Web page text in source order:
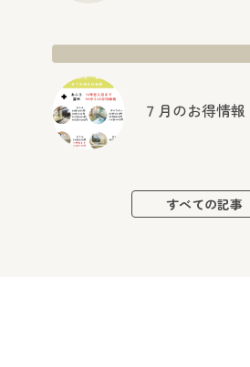
７月のお得情報
すべての記事